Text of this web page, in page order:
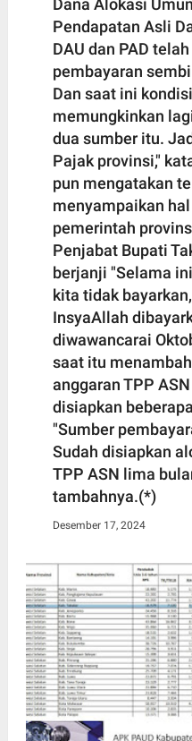
Dana Alokasi
Pendapatan Asli
DAU dan PAD
pembayaran
Dan saat ini
memungkinkan
dua sumber itu.
Pajak provinsi,"
pun mengatakan
menyampaikan
pemerintah
Penjabat Bupati
berjanji "Selama
kita tidak
InsyaAllah
diwawancarai
saat itu
anggaran TPP
disiapkan
"Sumber
Sudah disiapkan
TPP ASN lima
tambahnya.(*)
Desember 17, 2024